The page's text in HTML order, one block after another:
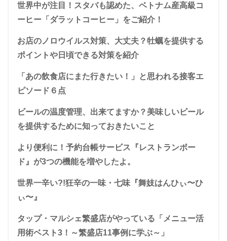
世界中が注目！スタバも認めた、ベトナム産高級コ
ーヒー「ダラットコーヒー」をご紹介！
お店のノロウイルス対策、大丈夫？牡蠣を提供する
ポイントや日頃できる対策を紹介
「あの飲食店にまた行きたい！」と思われる接客エ
ピソード６点
ビールの温度管理、出来てますか？美味しいビール
を提供するために知っておきたいこと
より便利に！予約台帳サービス『レストランボー
ド』が3つの機能を増やしたよ。
世界一辛い?!狂辛の一味・七味『舞妓はんひぃ〜ひ
ぃ〜』
タップ・マルシェ繁盛店がやっている「メニュー活
用術ベスト3！～繁盛店11事例に学ぶ～」